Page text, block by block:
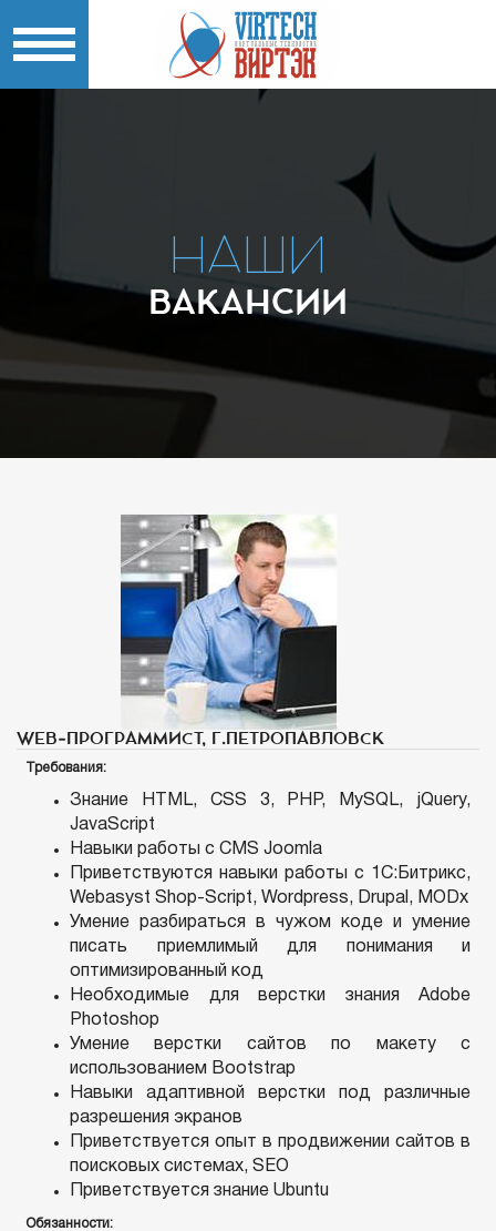
НАШИ
ВАКАНСИИ
WEB-ПРОГРАММИСТ, Г.ПЕТРОПАВЛОВСК
Требования:
Знание HTML, CSS 3, PHP, MySQL, jQuery,
JavaScript
Навыки работы с CMS Joomla
Приветствуются навыки работы с 1С:Битрикс,
Webasyst Shop-Script, Wordpress, Drupal, MODx
Умение разбираться в чужом коде и умение
писать приемлимый для понимания и
оптимизированный код
Необходимые для верстки знания Adobe
Photoshop
Умение верстки сайтов по макету с
использованием Bootstrap
Навыки адаптивной верстки под различные
разрешения экранов
Приветствуется опыт в продвижении сайтов в
поисковых системах, SEO
Приветствуется знание Ubuntu
Обязанности: